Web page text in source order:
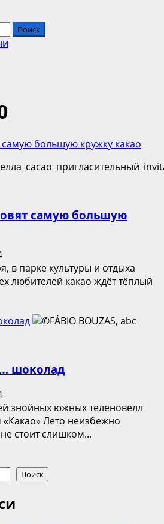
большую кружку какао
самую большую
в парке культуры и отдыха
любителей какао ждёт тёплый
шоколад
знойных южных теленовелл
Лето неизбежно
стоит слишком...
Поиск